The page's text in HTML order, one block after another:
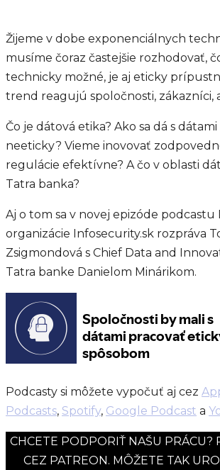
Žijeme v dobe exponenciálnych
musíme čoraz častejšie rozhodovať,
technicky možné, je aj eticky
trend reagujú spoločnosti, zákazníci,
Čo je dátová etika? Ako sa dá s
neeticky? Vieme inovovať
regulácie efektívne? A čo v oblasti
Tatra banka?
Aj o tom sa v novej epizóde podcastu
organizácie Infosecurity.sk rozpráva
Zsigmondová s Chief Data and
Tatra banke Danielom Minárikom.
Podcasty si môžete vypočuť aj cez
Podcasts, Spotify, Google Podcast a
CHCETE PODPORIŤ NAŠU PRÁCU?
CEZ PATREON. MÔŽETE TAK